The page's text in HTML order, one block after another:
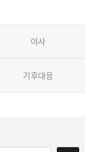
야사
기후대응